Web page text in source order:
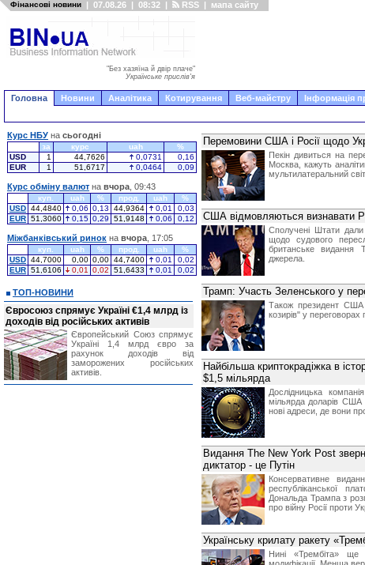
Фінансові новини | 07.08.26 | 08:32 | RSS | мапа сайту
"Без хазяїна й двір плаче"
Українське прислів'я
Головна Новини Аналітика Котирування Веб-майстру Інформація
Перемовини США і Росії щодо
Пекін дивиться на
Москва, кажуть
мультилатеральний
США відмовляються визнавати
Сполучені Штати
щодо судового
британське
джерела.
Трамп: Участь Зеленського у
Також президент США
козирів" у переговорах
Найбільша криптокрадіжка в
$1,5 мільярда
Дослідницька
мільярда доларів
нові адреси, де вони
Видання The New York Post
диктатор - це Путін
Консервативне
республіканської
Дональда Трампа з
про війну Росії проти
Українську крилату ракету
Нині «Трембіта»
Курс НБУ на сьогодні
за курс uah
%
USD
1 44,7626 0,0731
0,16
EUR
1 51,6717 0,0464 0,09
Курс обміну валют на вчора , 09:43
куп. uah % прод. uah
%
USD 44,4840 0,06 0,13 44,9364 0,01
0,03
EUR 51,3060 0,15 0,29 51,9148 0,06 0,12
Міжбанківський ринок на вчора , 17:05
куп. uah % прод. uah
%
USD 44,7000 0,00 0,00 44,7400 0,01
0,02
EUR 51,6106 0,01 0,02 51,6433 0,01 0,02
ТОП-НОВИНИ
Євросоюз спрямує Україні €1,4 млрд із
доходів від російських активів
Європейський Союз спрямує
Україні 1,4 млрд євро за
рахунок доходів від
заморожених російських
активів.